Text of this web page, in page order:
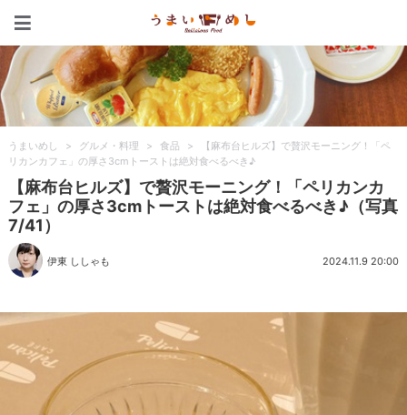
うまいめし > グルメ・料理 > 食品 >
【麻布台ヒルズ】で贅沢モーニング！「ペ
リカンカフェ」の厚さ3cmトーストは絶対食べるべき♪
【麻布台ヒルズ】で贅沢モーニング！「ペリカンカ
フェ」の厚さ3cmトーストは絶対食べるべき♪（写真
7/41）
伊東 ししゃも 2024.11.9 20:00